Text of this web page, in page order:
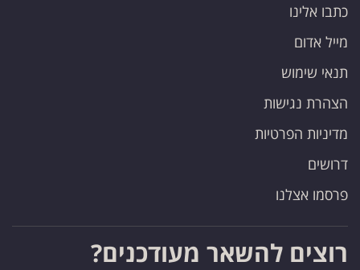
כתבו אלינו
מייל אדום
תנאי שימוש
הצהרת נגישות
מדיניות הפרטיות
דרושים
פרסמו אצלנו
רוצים להשאר מעודכנים?